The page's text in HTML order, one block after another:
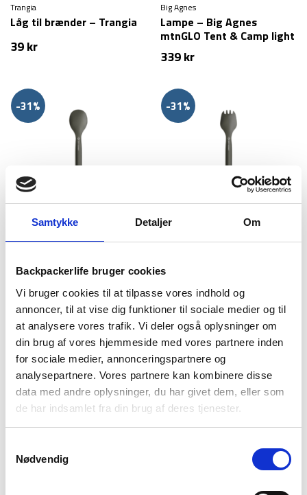
Samtykke Detaljer Om
Backpackerlife bruger cookies
Vi bruger cookies til at tilpasse vores indhold og
annoncer, til at vise dig funktioner til sociale medier og til
at analysere vores trafik. Vi deler også oplysninger om
din brug af vores hjemmeside med vores partnere inden
for sociale medier, annonceringspartnere og
analysepartnere. Vores partnere kan kombinere disse
data med andre oplysninger, du har givet dem, eller som
de har indsamlet fra din brug af deres tjenester.
Nødvendig
Trangia
Låg til brænder – Trangia
39kr
Big Agnes
Lampe – Big Agnes
mtnGLO Tent & Camp light
339kr
-31%
Frontier long handle spoon
99 kr
oprindelige
pris
var:
99 kr.
69kr
aktuelle
pris
er:
69 kr.
-31%
handle spork
oprindelige
pris
var:
99 kr.
69kr
aktuelle
pris
er:
69 kr.
-32%
Black Diamond
-38%
Moji R+ – Genopladelig